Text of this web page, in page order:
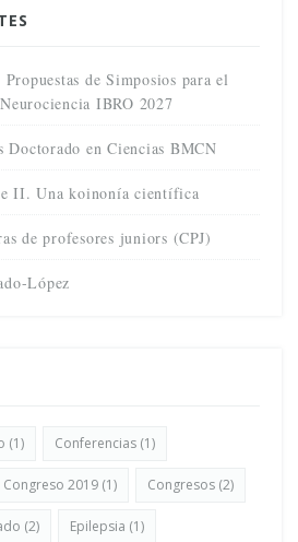
de Simposios para el
IBRO 2027
Doctorado en Ciencias BMCN
II. Una koinonía científica
de profesores juniors (CPJ)
López
(1) Conferencias (1)
Congreso 2019 (1) Congresos (2)
(2) Epilepsia (1)